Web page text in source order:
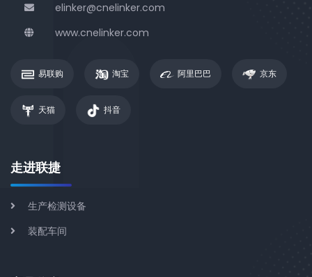
elinker@cnelinker.com
www.cnelinker.com
易联购 淘宝 阿里巴巴 京东
天猫 抖音
走进联捷
生产检测设备
装配车间